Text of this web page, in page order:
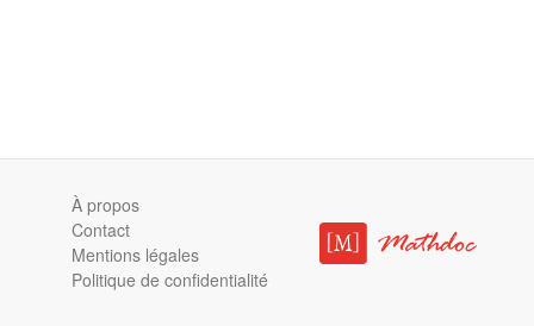
À propos
Contact
Mentions légales
Politique de confidentialité